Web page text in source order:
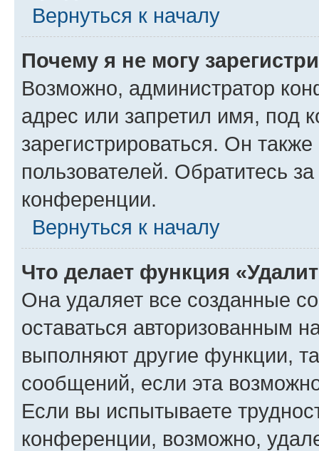
Вернуться к началу
Почему я не могу
Возможно, администратор
адрес или запретил имя, под
зарегистрироваться. Он
пользователей. Обратитесь
конференции.
Вернуться к началу
Что делает функция
Она удаляет все созданные
оставаться авторизованным
выполняют другие функции,
сообщений, если эта
Если вы испытываете
конференции, возможно,